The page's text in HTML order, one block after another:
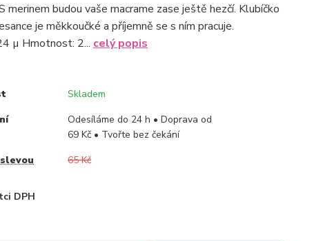
merinem budou vaše macrame zase ještě hezčí. Klubíčko
je měkkoučké a příjemně se s ním pracuje.
µ Hmotnost: 2... celý popis
Skladem
Odesíláme do 24 h • Doprava od
69 Kč • Tvořte bez čekání
65 Kč
DPH